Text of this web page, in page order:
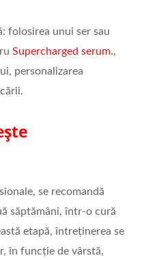
folosirea unui ser sau
Supercharged serum.,
personalizarea
se recomandă
săptămâni, într-o cură
etapă, întreținerea se
în funcție de vârstă,